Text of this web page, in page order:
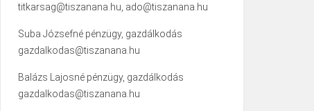
titkarsag@tiszanana.hu, ado@tiszanana.hu
Suba Józsefné pénzügy, gazdálkodás
gazdalkodas@tiszanana.hu
Balázs Lajosné pénzügy, gazdálkodás
gazdalkodas@tiszanana.hu